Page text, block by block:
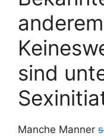
sind
Manche Manner